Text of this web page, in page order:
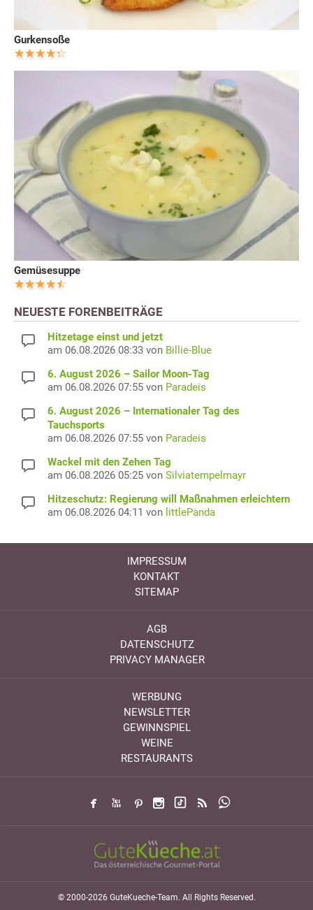
Gurkensoße
Gemüsesuppe
NEUESTE FORENBEITRÄGE
Hitzetage einst und jetzt
am 06.08.2026 08:33 von Billie-Blue
6. August 2026 – Sailor Moon-Tag
am 06.08.2026 07:55 von Paradeis
6. August 2026 – Internationaler Tag des
Tauchsports
am 06.08.2026 07:55 von Paradeis
Wackel mit den Zehen Tag
am 06.08.2026 05:25 von Silviatempelmayr
Hitzeschutz: Regierung will Maßnahmen erleichtern
am 06.08.2026 04:11 von littlePanda
IMPRESSUM
KONTAKT
SITEMAP
AGB
DATENSCHUTZ
PRIVACY MANAGER
WERBUNG
NEWSLETTER
GEWINNSPIEL
WEINE
RESTAURANTS
© 2000-2026 GuteKueche-Team. All Rights Reserved.